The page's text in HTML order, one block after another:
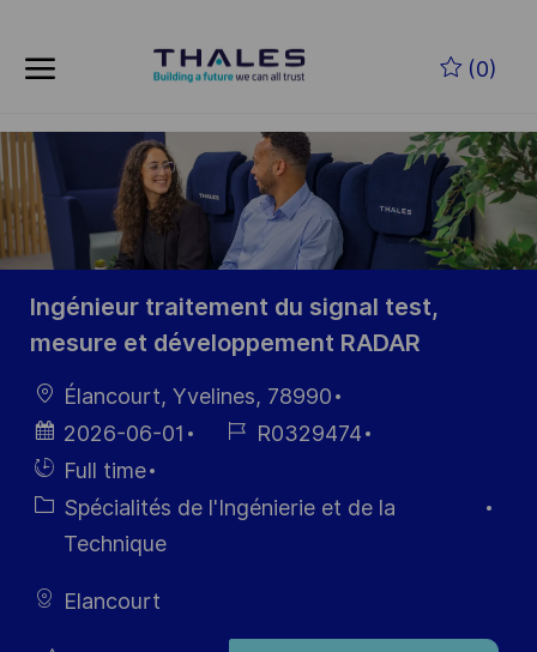
(0)
-
Ingénieur traitement du signal test,
mesure et développement RADAR
localisation
Élancourt, Yvelines, 78990
Date
d’affichage
2026-06-01
Référence
R0329474
Hiring
Type
Full time
Catégorie
Spécialités de l'Ingénierie et de la
Technique
Elancourt